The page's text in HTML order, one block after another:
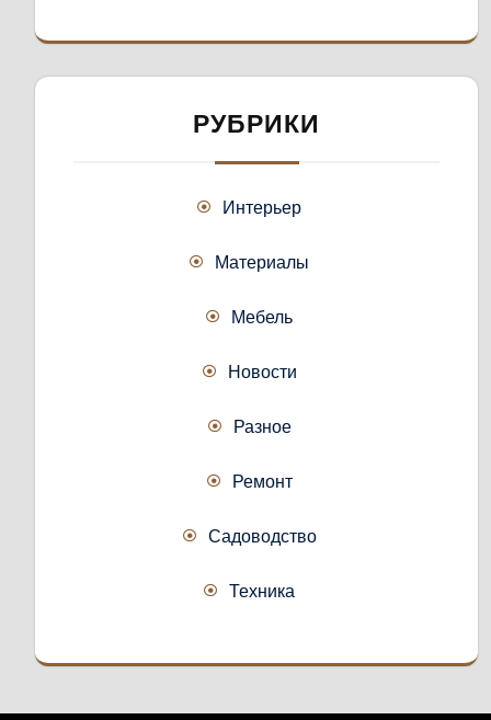
РУБРИКИ
Интерьер
Материалы
Мебель
Новости
Разное
Ремонт
Садоводство
Техника